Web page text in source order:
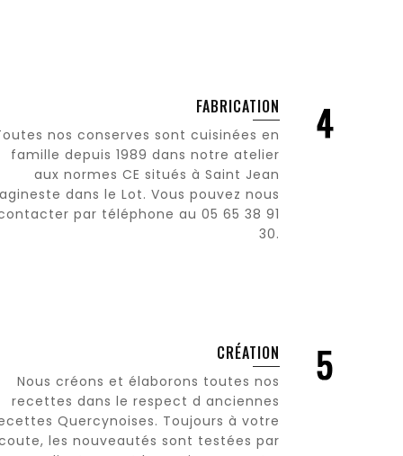
FABRICATION
nos conserves sont cuisinées en
famille depuis 1989 dans notre atelier
aux normes CE situés à Saint Jean
dans le Lot. Vous pouvez nous
par téléphone au 05 65 38 91
30.
CRÉATION
Nous créons et élaborons toutes nos
recettes dans le respect d anciennes
Quercynoises. Toujours à votre
les nouveautés sont testées par